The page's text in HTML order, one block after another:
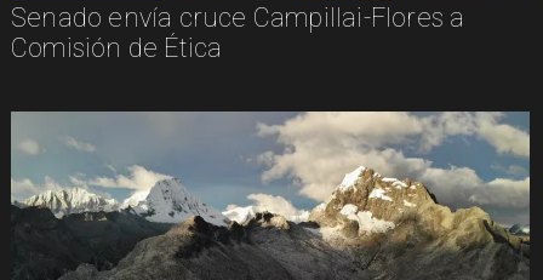
Senado envía cruce Campillai-Flores a
Comisión de Ética